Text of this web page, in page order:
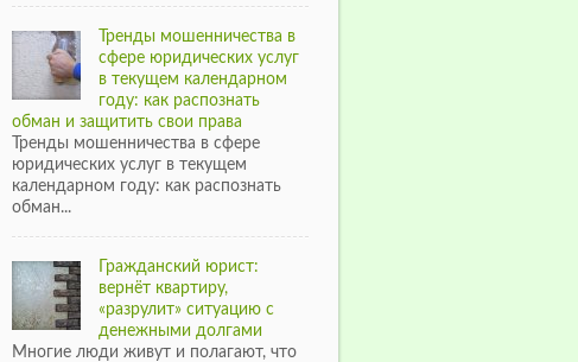
Тренды мошенничества в
сфере юридических услуг
в текущем календарном
году: как распознать
обман и защитить свои права
Тренды мошенничества в сфере
юридических услуг в текущем
календарном году: как распознать
обман...
Гражданский юрист:
вернёт квартиру,
«разрулит» ситуацию с
денежными долгами
Многие люди живут и полагают, что